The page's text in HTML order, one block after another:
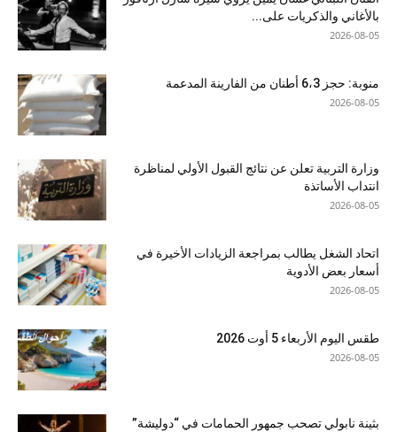
بالأغاني والذكريات على...
2026-08-05
منوبة: حجز 6،3 أطنان من الفارينة المدعمة
2026-08-05
وزارة التربية تعلن عن نتائج القبول الأولي لمناظرة
انتداب الأساتذة
2026-08-05
اتحاد الشغل يطالب بمراجعة الزيادات الأخيرة في
أسعار بعض الأدوية
2026-08-05
طقس اليوم الأربعاء 5 أوت 2026
2026-08-05
بثينة نابولي تصحب جمهور الحمامات في “دوليشة”